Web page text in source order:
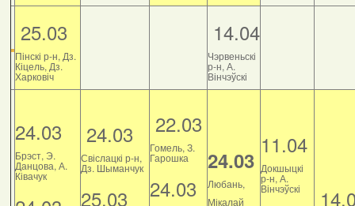
25.03
Пінскі р-н, Дз.
Кіцель, Дз.
Харковіч
14.04
Чэрвеньскі
р-н, А.
Вінчэўскі
24.03
Брэст, Э.
Данцова, А.
Ківачук
24.03
Свіслацкі р-н,
Дз. Шыманчук
25.03
22.03
Гомель, З.
Гарошка
24.03
24.03
Любань,
Мікалай
11.04
Докшыцкі
р-н, А.
Вінчэўскі